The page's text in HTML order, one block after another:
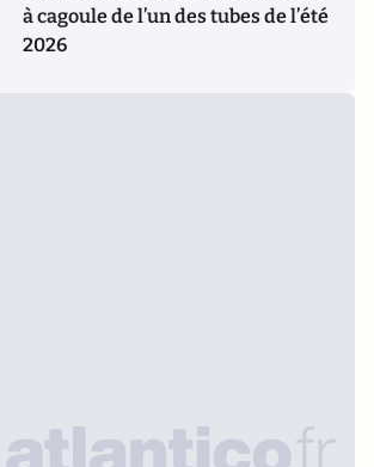
à cagoule de l’un des tubes de l’été
2026